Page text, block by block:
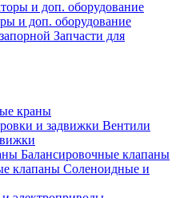
и доп. оборудование
Запчасти для
краны
Вентили
Балансировочные клапаны
Соленоидные и